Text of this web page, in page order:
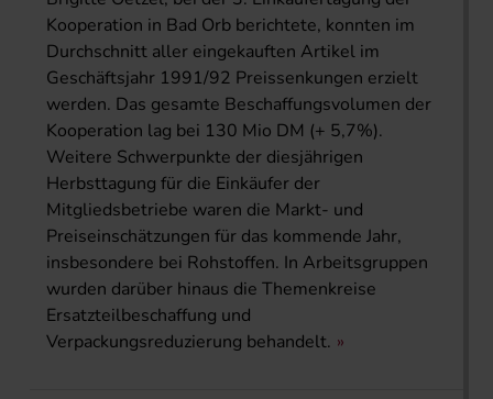
Kooperation in Bad Orb berichtete, konnten im
Durchschnitt aller eingekauften Artikel im
Geschäftsjahr 1991/92 Preissenkungen erzielt
werden. Das gesamte Beschaffungsvolumen der
Kooperation lag bei 130 Mio DM (+ 5,7%).
Weitere Schwerpunkte der diesjährigen
Herbsttagung für die Einkäufer der
Mitgliedsbetriebe waren die Markt- und
Preiseinschätzungen für das kommende Jahr,
insbesondere bei Rohstoffen. In Arbeitsgruppen
wurden darüber hinaus die Themenkreise
Ersatzteilbeschaffung und
Verpackungsreduzierung behandelt.